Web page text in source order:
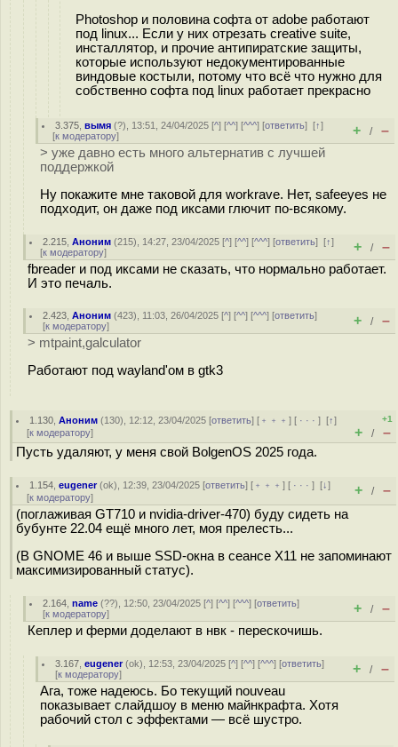
Photoshop и половина софта от adobe работают
под linux... Если у них отрезать creative suite,
инсталлятор, и прочие антипиратские защиты,
которые используют недокументированные
виндовые костыли, потому что всё что нужно для
собственно софта под linux работает прекрасно
3.375 ,вымя (?), 13:51, 24/04/2025 [^] [^^] [^^^] [ответить][↑]
[к модератору] + / –
> уже давно есть много альтернатив с лучшей
поддержкой
Ну покажите мне таковой для workrave. Нет, safeeyes не
подходит, он даже под иксами глючит по-всякому.
2.215 ,Аноним (215), 14:27, 23/04/2025 [^] [^^] [^^^] [ответить][↑]
[к модератору] + / –
fbreader и под иксами не сказать, что нормально работает.
И это печаль.
2.423 ,Аноним (423), 11:03, 26/04/2025 [^] [^^] [^^^] [ответить]
[к модератору] + / –
> mtpaint,galculator
Работают под wayland'ом в gtk3
1.130 ,Аноним (130), 12:12, 23/04/2025 [ответить] [ ﹢﹢﹢] [ · · ·][↑]
[к модератору]
+1
+ / –
Пусть удаляют, у меня свой BolgenOS 2025 года.
1.154 ,eugener(ok), 12:39, 23/04/2025 [ответить] [ ﹢﹢﹢] [ · · ·][↓]
[к модератору] + / –
(поглаживая GT710 и nvidia-driver-470) буду сидеть на
бубунте 22.04 ещё много лет, моя прелесть...
(В GNOME 46 и выше SSD-окна в сеансе X11 не запоминают
максимизированный статус).
2.164 ,name (??), 12:50, 23/04/2025 [^] [^^] [^^^] [ответить]
[к модератору] + / –
Кеплер и ферми доделают в нвк - перескочишь.
3.167 ,eugener(ok), 12:53, 23/04/2025 [^] [^^] [^^^] [ответить]
[к модератору] + / –
Ага, тоже надеюсь. Бо текущий nouveau
показывает слайдшоу в меню майнкрафта. Хотя
рабочий стол с эффектами — всё шустро.